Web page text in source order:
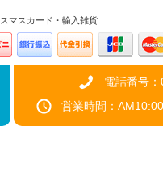
マスカード・輸入雑貨
電話番号
営業時間：